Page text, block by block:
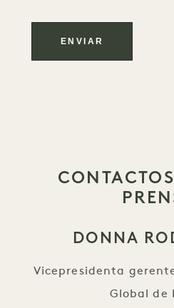
DONNA
Vicepresidenta
Global de